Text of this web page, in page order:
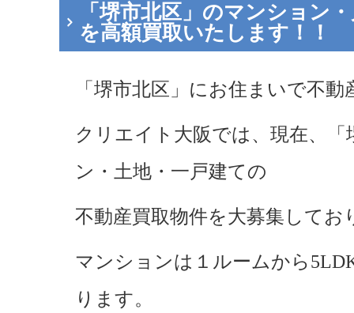
「堺市北区」のマンション
を高額買取いたします！！
「堺市北区」にお住まいで不
クリエイト大阪では、現在、
ン・土地・一戸建ての
不動産買取物件を大募集してお
マンションは１ルームから
ります。